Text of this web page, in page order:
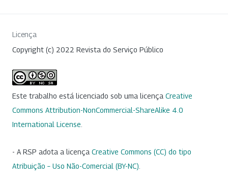
Licença
Copyright (c) 2022 Revista do Serviço Público
Este trabalho está licenciado sob uma licença Creative
Commons Attribution-NonCommercial-ShareAlike 4.0
International License
- A RSP adota a licença Creative Commons (CC) do tipo
Atribuição – Uso Não-Comercial (BY-NC)